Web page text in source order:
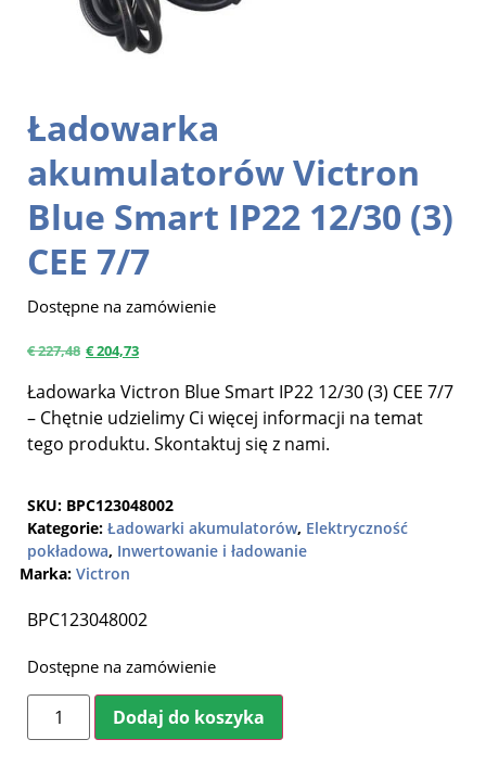
Ładowarka
akumulatorów Victron
Blue Smart IP22 12/30 (3)
CEE 7/7
Dostępne na zamówienie
€227,48 €204,73
Ładowarka Victron Blue Smart IP22 12/30 (3) CEE 7/7
– Chętnie udzielimy Ci więcej informacji na temat
tego produktu. Skontaktuj się z nami.
SKU: BPC123048002
Kategorie: Ładowarki akumulatorów, Elektryczność
pokładowa, Inwertowanie i ładowanie
Marka: Victron
BPC123048002
Dostępne na zamówienie
Dodaj do koszyka